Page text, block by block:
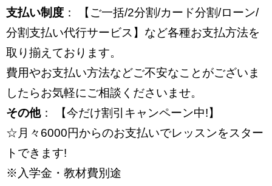
支払い制度 ： 【ご一括/2分割/カード分割/ローン/
分割支払い代行サービス】など各種お支払方法を
取り揃えております。
費用やお支払い方法などご不安なことがございま
したらお気軽にご相談くださいませ。
その他： 【今だけ割引キャンペーン中!】
☆月々6000円からのお支払いでレッスンをスター
トできます!
※入学金・教材費別途